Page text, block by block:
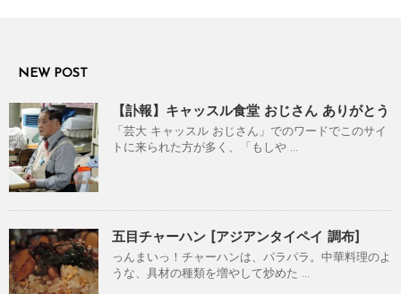
NEW POST
【訃報】キャッスル食堂 おじさん ありがとう
「芸大 キャッスル おじさん」でのワードでこのサイ
トに来られた方が多く、「もしや ...
五目チャーハン [アジアンタイペイ 調布]
っんまいっ！チャーハンは、パラパラ。中華料理のよ
うな、具材の種類を増やして炒めた ...